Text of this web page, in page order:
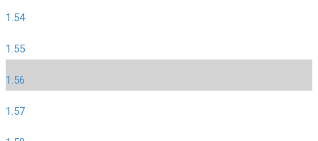
1.54
1.55
1.56
1.57